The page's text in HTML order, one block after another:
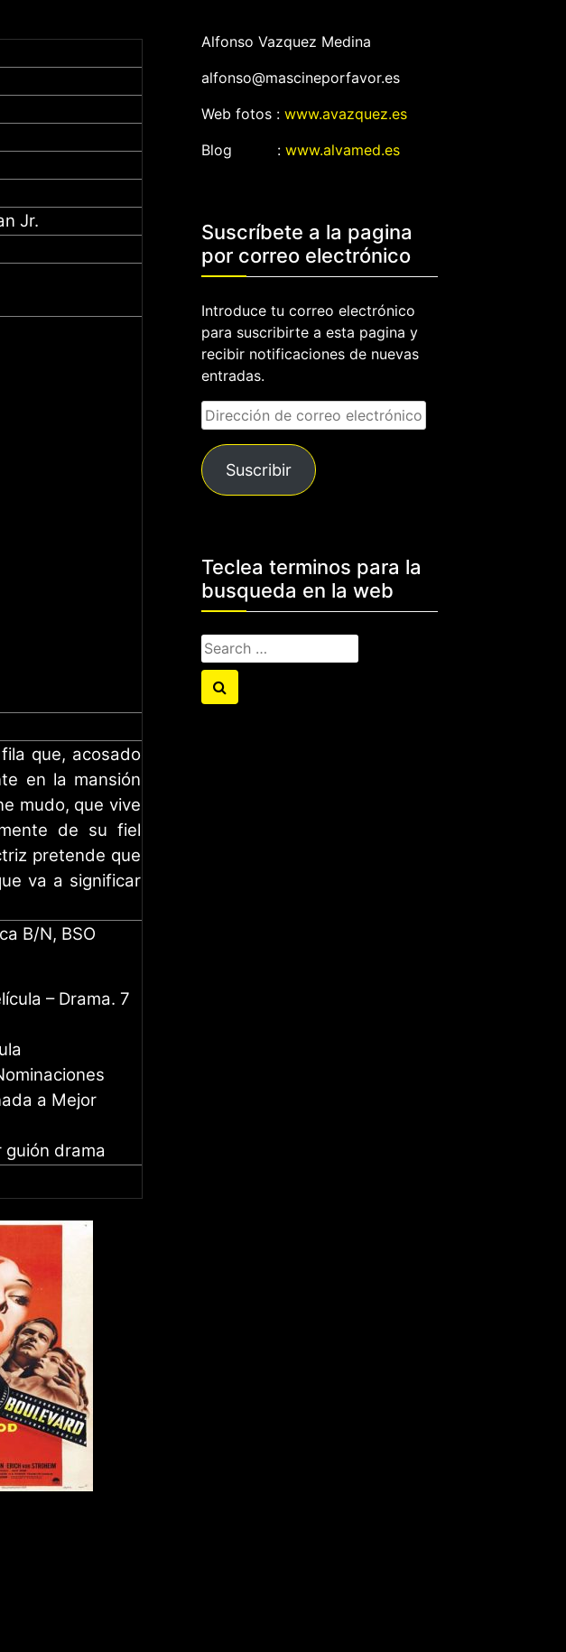
Jr.
que, acosado
en la mansión
mudo, que vive
de su fiel
pretende que
va a significar
B/N, BSO
– Drama. 7
a Mejor
guión drama
Alfonso Vazquez Medina
alfonso@mascineporfavor.es
Web fotos : www.avazquez.es
Blog : www.alvamed.es
Suscríbete a la pagina
por correo electrónico
Introduce tu correo electrónico
para suscribirte a esta pagina y
recibir notificaciones de nuevas
entradas.
Dirección
de
correo
electrónico
Suscribir
Teclea terminos para la
busqueda en la web
Search
for:
Search